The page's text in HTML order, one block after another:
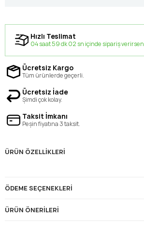
Hızlı Teslimat
04 saat 59 dk 02 sn içinde sipariş verirsen
Ücretsiz Kargo
Tüm ürünlerde geçerli.
Ücretsiz İade
Şimdi çok kolay.
Taksit İmkanı
Peşin fiyatına 3 taksit.
ÜRÜN ÖZELLIKLERI
ÖDEME SEÇENEKLERI
ÜRÜN ÖNERILERI